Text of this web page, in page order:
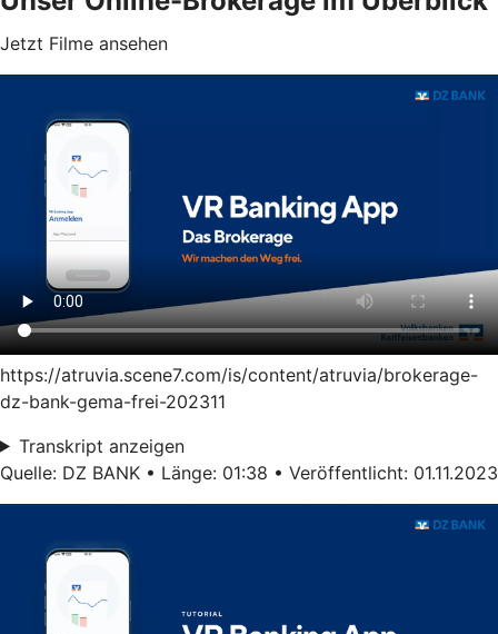
Jetzt Filme ansehen
https://atruvia.scene7.com/is/content/atruvia/brokerage-
dz-bank-gema-frei-202311
Transkript anzeigen
Quelle: DZ BANK • Länge: 01:38 • Veröffentlicht: 01.11.2023